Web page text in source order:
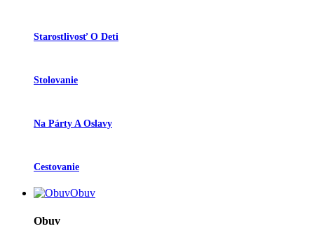
Starostlivosť O Deti
Stolovanie
Na Párty A Oslavy
Cestovanie
Obuv
Obuv